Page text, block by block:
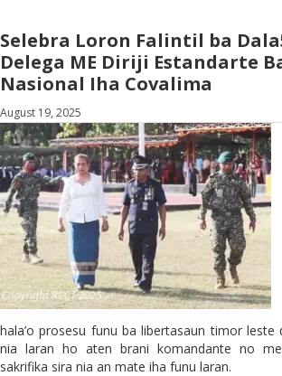
Selebra Loron Falintil ba
Delega ME Diriji Estandarte
Nasional Iha Covalima
August 19, 2025
hala’o prosesu funu ba libertasaun timor
nia laran ho aten brani komandante no
sakrifika sira nia an mate iha funu laran.